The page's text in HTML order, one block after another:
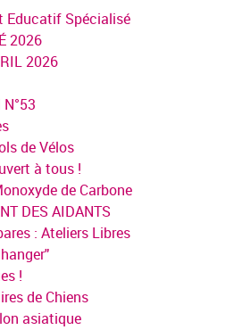
Educatif Spécialisé
2026
2026
de Vélos
à tous !
de Carbone
DES AIDANTS
: Ateliers Libres
!
de Chiens
asiatique